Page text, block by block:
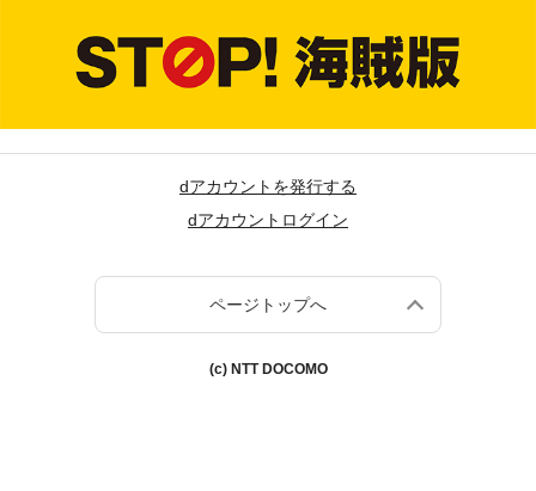
dアカウントを発行する
dアカウントログイン
ページトップへ
(c) NTT DOCOMO